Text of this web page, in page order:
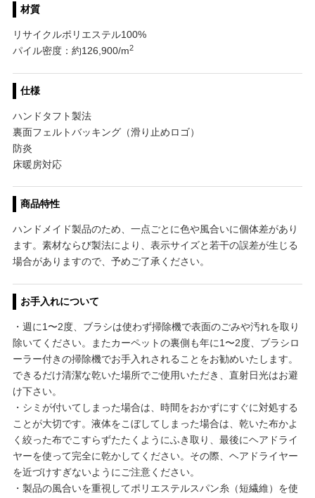
材質
リサイクルポリエステル100%
パイル密度：約126,900/m2
仕様
ハンドタフト製法
裏面フェルトバッキング（滑り止めロゴ）
防炎
床暖房対応
商品特性
ハンドメイド製品のため、一点ごとに色や風合いに個体差があり
ます。素材ならび製法により、表示サイズと若干の誤差が生じる
場合がありますので、予めご了承ください。
お手入れについて
・週に1〜2度、ブラシは使わず掃除機で表面のごみや汚れを取り
除いてください。またカーペットの裏側も年に1〜2度、ブラシロ
ーラー付きの掃除機でお手入れされることをお勧めいたします。
できるだけ清潔な乾いた場所でご使用いただき、直射日光はお避
け下さい。
・シミが付いてしまった場合は、時間をおかずにすぐに対処する
ことが大切です。液体をこぼしてしまった場合は、乾いた布かよ
く絞った布でこすらずたたくようにふき取り、最後にヘアドライ
ヤーを使って完全に乾かしてください。その際、ヘアドライヤー
を近づけすぎないようにご注意ください。
・製品の風合いを重視してポリエステルスパン糸（短繊維）を使